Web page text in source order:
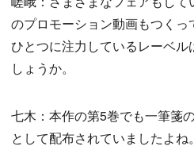
のプロモーション動画もつく
ひとつに注力しているレーベ
しょうか。
七木：本作の第5巻でも一筆箋
として配布されていましたよ